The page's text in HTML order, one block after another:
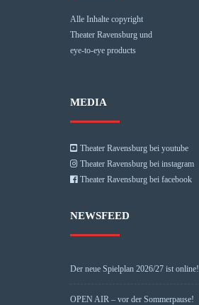
Alle Inhalte copyright
Theater Ravensburg und
eye-to-eye products
MEDIA
Theater Ravensburg bei youtube
Theater Ravensburg bei instagram
Theater Ravensburg bei facebook
NEWSFEED
Der neue Spielplan 2026/27 ist online!
OPEN AIR – vor der Sommerpause!